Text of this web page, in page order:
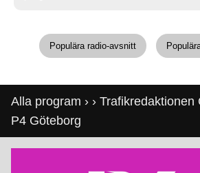
Populära radio-avsnitt
Alla program › › Trafikredaktionen
P4 Göteborg